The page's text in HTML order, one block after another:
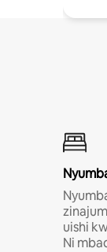
uishi
Ni